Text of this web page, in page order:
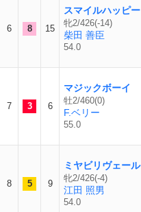
6 8 15
スマイルハッピー
牝2/426(-14)
柴田 善臣
54.0
7 3 6
マジックボーイ
牡2/460(0)
F.ベリー
55.0
8 5 9
ミヤビリヴェール
牝2/426(-4)
江田 照男
54.0